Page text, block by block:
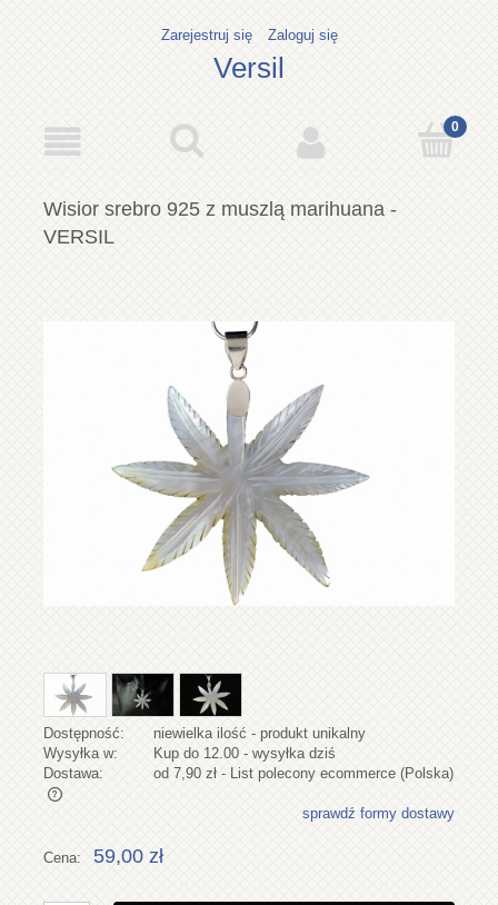
Zarejestruj się Zaloguj się
Versil
Wisior srebro 925 z muszlą marihuana -
VERSIL
Dostępność:
niewielka ilość - produkt unikalny
Wysyłka w:
Kup do 12.00 - wysyłka dziś
Dostawa:
od 7,90 zł - List polecony ecommerce (Polska)
Cena nie zawiera ewentualnych kosztów płatności
sprawdź formy dostawy
Cena: 59,00 zł